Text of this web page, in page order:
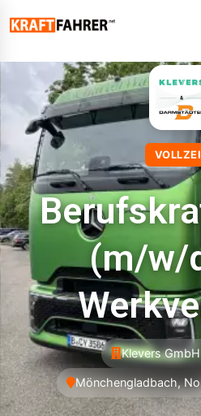
(m/w/
Klevers
Mönchengladbach,